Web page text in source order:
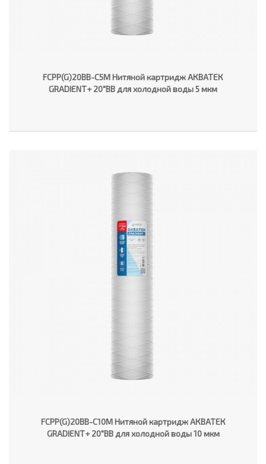
FCPP(G)20BB-C5M Нитяной картридж АКВАТЕК
GRADIENT+ 20"ВВ для холодной воды 5 мкм
FCPP(G)20BB-C10M Нитяной картридж АКВАТЕК
GRADIENT+ 20"ВВ для холодной воды 10 мкм